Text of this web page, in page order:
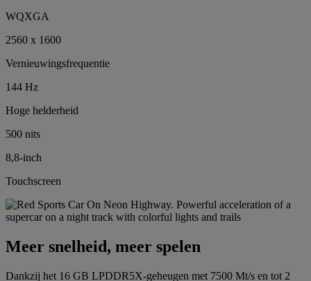
WQXGA
2560 x 1600
Vernieuwingsfrequentie
144 Hz
Hoge helderheid
500 nits
8,8-inch
Touchscreen
Meer snelheid, meer spelen
Dankzij het 16 GB LPDDR5X-geheugen met 7500 Mt/s en tot 2